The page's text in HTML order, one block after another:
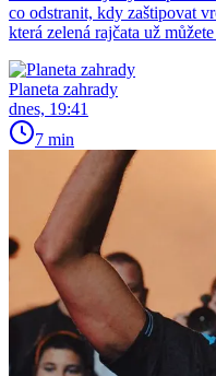
co odstranit, kdy zaštipovat
která zelená rajčata už
Planeta zahrady
dnes, 19:41
7 min